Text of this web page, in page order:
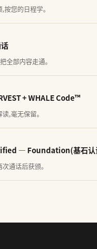
按您的日程学。
全部内容走通。
+ WHALE Code™
,毫无保留。
— Foundation(基石认
通话后获颁。